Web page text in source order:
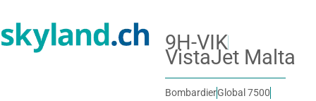
9H-VIK
VistaJet Malta
BombardierGlobal 7500